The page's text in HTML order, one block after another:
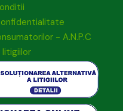
- A.N.P.C
litigiilor